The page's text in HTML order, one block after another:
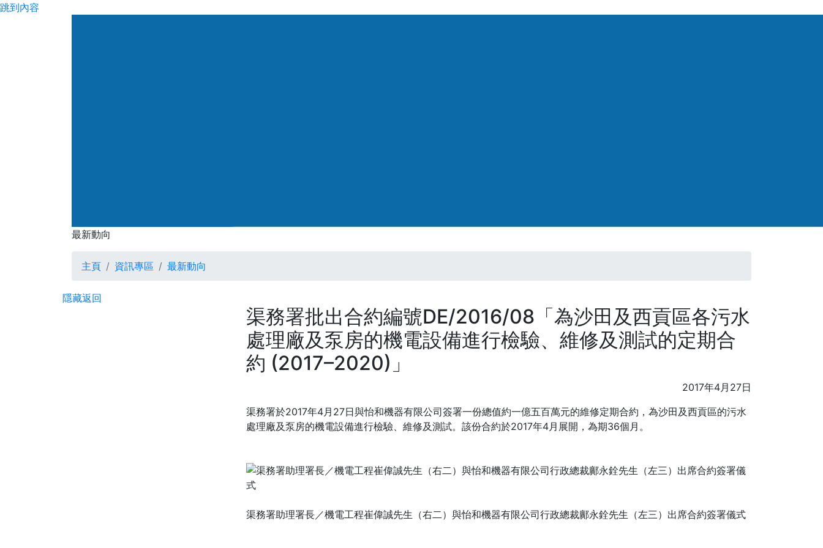
跳到內容
最新動向
最新動向
主頁 資訊專區 最新動向
隱藏返回
渠務署批出合約編號DE/2016/08「為沙田及西貢區各污水
處理廠及泵房的機電設備進行檢驗、維修及測試的定期合
約 (2017–2020)」
2017年4月27日
渠務署於2017年4月27日與怡和機器有限公司簽署一份總值約一億五百萬元的維修定期合約，為沙田及西貢區的污水
處理廠及泵房的機電設備進行檢驗、維修及測試。該份合約於2017年4月展開，為期36個月。
渠務署助理署長／機電工程崔偉誠先生（右二）與怡和機器有限公司行政總裁鄺永銓先生（左三）出席合約簽署儀式